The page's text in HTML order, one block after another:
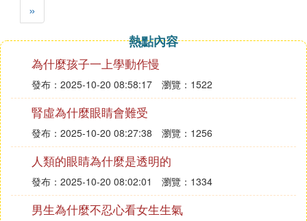
»
熱點內容
為什麼孩子一上學動作慢
發布：2025-10-20 08:58:17 瀏覽：1522
腎虛為什麼眼睛會難受
發布：2025-10-20 08:27:38 瀏覽：1256
人類的眼睛為什麼是透明的
發布：2025-10-20 08:02:01 瀏覽：1334
男生為什麼不忍心看女生生氣